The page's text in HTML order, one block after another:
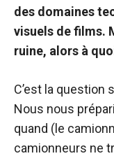
des domaines
visuels de films.
ruine, alors à
C’est la question
Nous nous
quand (le
camionneurs ne